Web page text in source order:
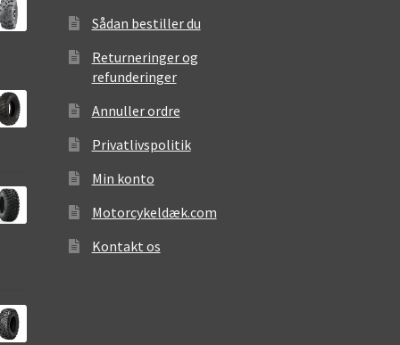
Sådan bestiller du
Returneringer og
refunderinger
Annuller ordre
Privatlivspolitik
Min konto
Motorcykeldæk.com
Kontakt os